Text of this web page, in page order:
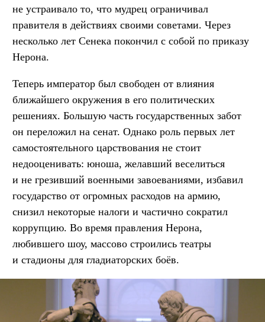
не устраивало то, что мудрец ограничивал
правителя в действиях своими советами. Через
несколько лет Сенека покончил с собой по приказу
Нерона.
Теперь император был свободен от влияния
ближайшего окружения в его политических
решениях. Большую часть государственных забот
он переложил на сенат. Однако роль первых лет
самостоятельного царствования не стоит
недооценивать: юноша, желавший веселиться
и не грезивший военными завоеваниями, избавил
государство от огромных расходов на армию,
снизил некоторые налоги и частично сократил
коррупцию. Во время правления Нерона,
любившего шоу, массово строились театры
и стадионы для гладиаторских боёв.